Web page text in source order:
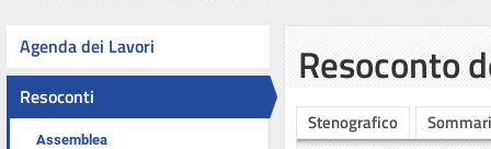
Agenda dei Lavori
Resoconti
Assemblea
Resoconto
Stenografico